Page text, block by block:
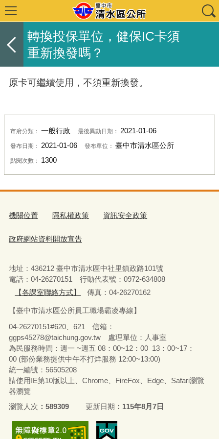
轉換投保單位，健保IC卡須
重新換發嗎？
原卡可繼續使用，不須重新換發。
市府分類： 一般行政 最後異動日期： 2021-01-06
發布日期： 2021-01-06 發布單位： 臺中市清水區公所
點閱次數： 1300
機關位置 隱私權政策 資訊安全政策
政府網站資料開放宣告
地址：436212 臺中市清水區中社里鎮政路101號
電話：04-26270151 行動代表號：0972-634808
【各課室聯絡方式】
傳真：04-26270162
【臺中市清水區公所員工職場霸凌專線】
04-26270151#620、621 信箱：
ggps45278@taichung.gov.tw 處理單位：人事室
為民服務時間：週一 ~週五 08：00~12：00 13：00~17：
00 (部份業務提供中午不打烊服務 12:00~13:00)
統一編號：56505208
請使用IE第10版以上、Chrome、FireFox、Edge、Safari瀏覽
器瀏覽
瀏覽人次
589309 更新日期 115年8月7日